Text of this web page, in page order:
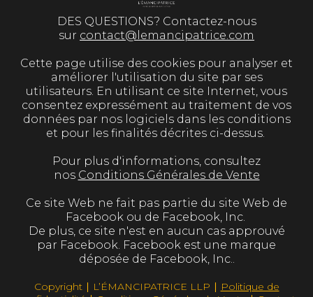
DES QUESTIONS? Contactez-nous
sur contact@lemancipatrice.com
Cette page utilise des cookies pour analyser et
améliorer l'utilisation du site par ses
utilisateurs. En utilisant ce site Internet, vous
consentez expressément au traitement de vos
données par nos logiciels dans les conditions
et pour les finalités décrites ci-dessus.
Pour plus d'informations, consultez
nos Conditions Générales de Vente
Ce site Web ne fait pas partie du site Web de
Facebook ou de Facebook, Inc.
De plus, ce site n'est en aucun cas approuvé
par Facebook. Facebook est une marque
déposée de Facebook, Inc..
Copyright ∣ L’ÉMANCIPATRICE LLP ∣ Politique de